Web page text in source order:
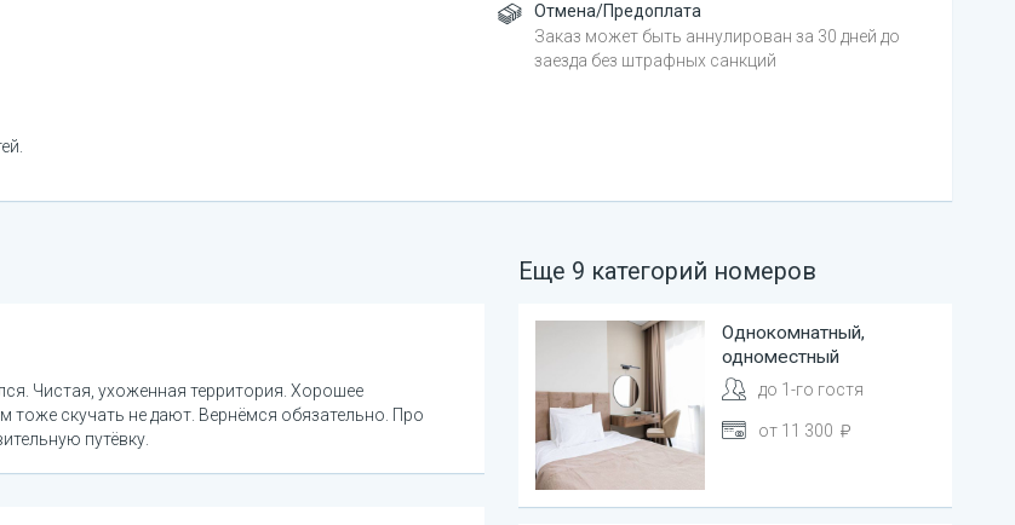
Отмена/Предоплата
Заказ может быть аннулирован за 30 дней до
заезда без штрафных санкций
Чистая, ухоженная территория. Хорошее
тоже скучать не дают. Вернёмся обязательно. Про
путёвку.
Еще 9 категорий номеров
Однокомнатный,
одноместный
до 1 -го гостя
от 11 300